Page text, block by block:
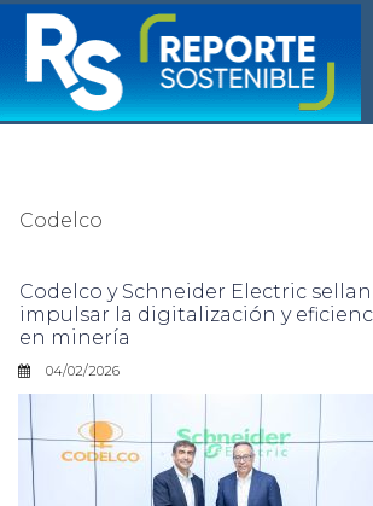
Codelco
Codelco y Schneider Electric
impulsar la digitalización y
en minería
04/02/2026